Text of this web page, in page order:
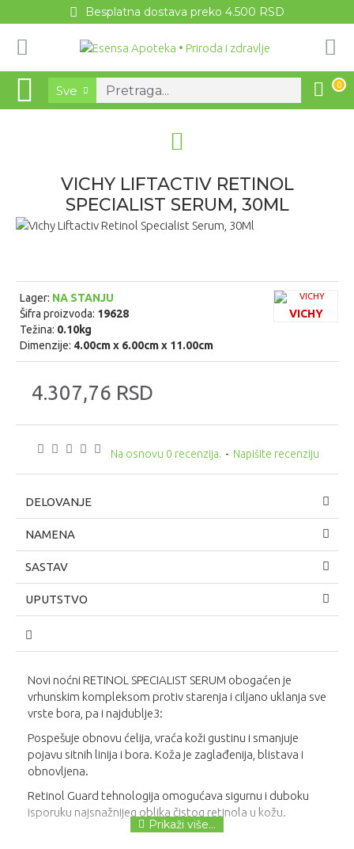
Besplatna dostava preko 4.500 RSD
Sve 0
VICHY LIFTACTIV RETINOL
SPECIALIST SERUM, 30ML
Na osnovu 0 recenzija. - Napišite recenziju
4.307,76 RSD
Lager: NA STANJU
Šifra proizvoda: 19628
Težina: 0.10kg
Dimenzije: 4.00cm x 6.00cm x 11.00cm
VICHY
DELOVANJE
NAMENA
SASTAV
UPUTSTVO
Novi noćni RETINOL SPECIALIST SERUM obogaćen je
vrhunskim kompleksom protiv starenja i ciljano uklanja sve
vrste bora, pa i najdublje3:​
Pospešuje obnovu ćelija, vraća koži gustinu i smanjuje
pojavu sitnih linija i bora. Koža je zaglađenija, blistava i
obnovljena.​
Retinol Guard tehnologija omogućava sigurnu i duboku
isporuku najsnažnijeg oblika čistog retinola u kožu.